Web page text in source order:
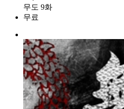
무도 9화
무료